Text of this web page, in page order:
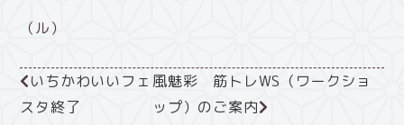
（ル）
いちかわいいフェ
スタ終了
風魅彩 筋トレWS（ワークショ
ップ）のご案内